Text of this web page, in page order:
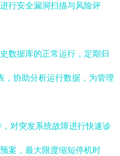
行安全漏洞扫描与风险评
数据库的正常运行，定期归
，协助分析运行数据，为管理
对突发系统故障进行快速诊
案，最大限度缩短停机时